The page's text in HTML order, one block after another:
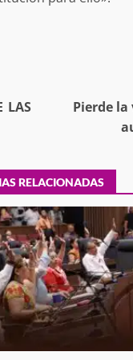
LAS
Pierde
RELACIONADAS
a la
Pedro
30